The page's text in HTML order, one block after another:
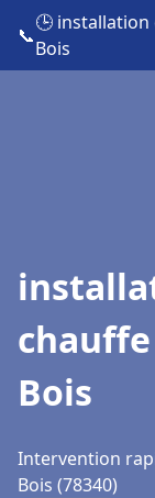
📞
🕒 installation
Bois
chauffe
Bois
Intervention
Bois (78340)